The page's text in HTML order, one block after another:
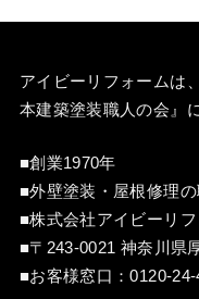
アイビーリフォームは
本建築塗装職人の会 』
■創業1970年
■外壁塗装・屋根修理
■株式会社アイビーリフ
■〒243-0021 神奈川県
■お客様窓口：0120-24-